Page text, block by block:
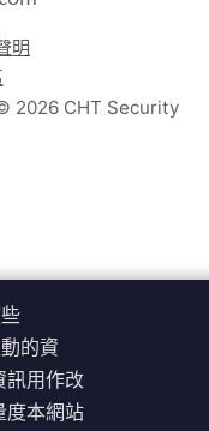
明
2026 CHT Security
的資
訊用作改
度本網站